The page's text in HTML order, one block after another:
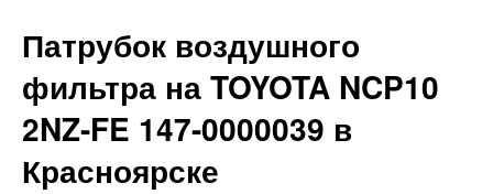
Патрубок воздушного
фильтра на TOYOTA NCP10
2NZ-FE 147-0000039 в
Красноярске